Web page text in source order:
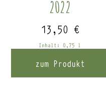
2022
13,50 €
Inhalt: 0,75 l
zum Produkt